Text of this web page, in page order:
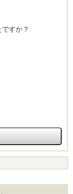
すか？